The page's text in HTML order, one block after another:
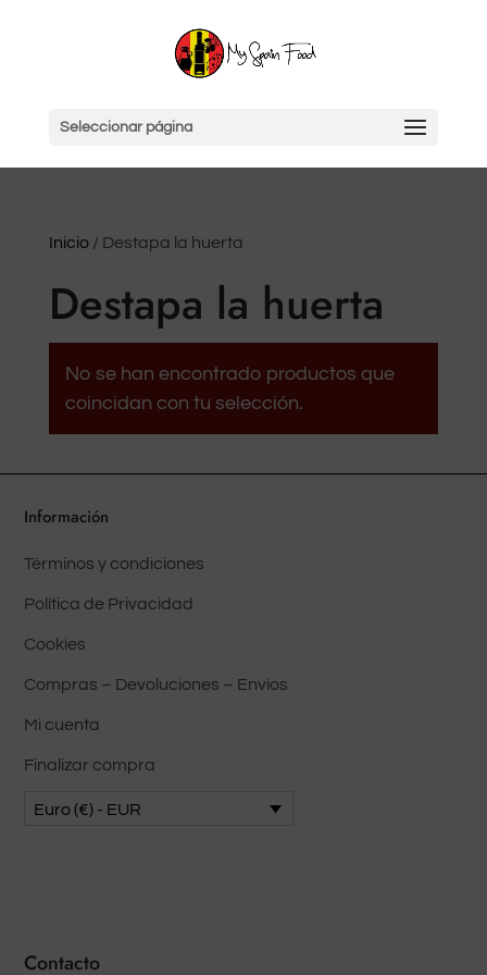
Seleccionar página
Inicio/ Destapa la huerta
Destapa la huerta
No se han encontrado productos que
coincidan con tu selección.
Información
Términos y condiciones
Política de Privacidad
Cookies
Compras – Devoluciones – Envíos
Mi cuenta
Finalizar compra
Euro (€) - EUR
Contacto